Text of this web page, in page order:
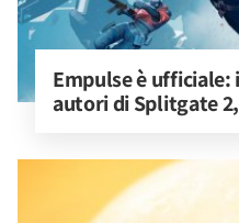
Empulse è
autori di Splitgate